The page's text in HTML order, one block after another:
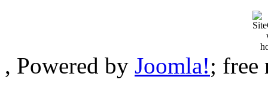
, Powered by Joomla!; free